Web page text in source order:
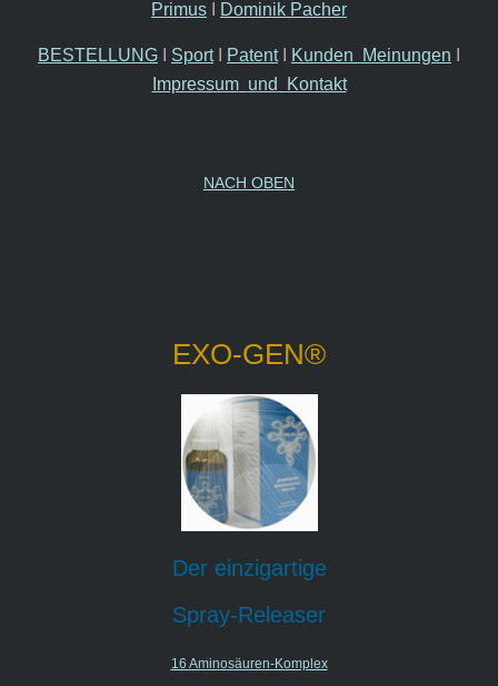
Primus
Dominik Pacher
BESTELLUNG Sport PatentI Kunden Meinungen
Impressum und Kontakt
NACH OBEN
EXO-GEN®
Der einzigartige
Spray-Releaser
16 Aminosäuren-Komplex